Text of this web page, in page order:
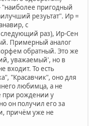
"наиболее пригодный
резуьтат". Ир =
с
раз), Ир-Сен
Примерный аналог
обратный. Это же
уважаемый', но в
входит. То есть
"Красавчик", оно для
любимца, а не
при рождении у
он получил его за
причём уже не